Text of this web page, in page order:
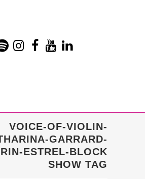
VOICE-OF-VIOLIN-
GARRARD-
ESTREL-BLOCK
SHOW TAG